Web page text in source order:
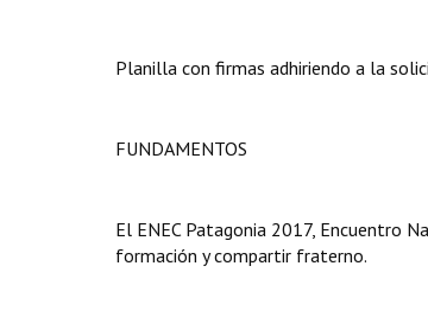
Planilla con firmas adhiriendo a la
FUNDAMENTOS
El ENEC Patagonia 2017, Encuentro
formación y compartir fraterno.